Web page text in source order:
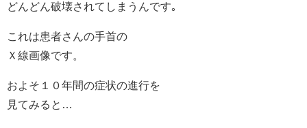
どんどん破壊されてしまうんです｡
これは患者さんの手首の
Ｘ線画像です。
およそ１０年間の症状の進行を
見てみると…